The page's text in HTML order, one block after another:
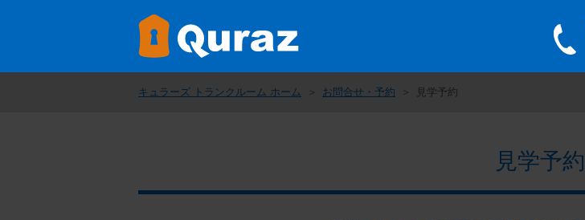
キュラーズ トランクルーム ホーム お問合せ・予約 見学予約
見学予約